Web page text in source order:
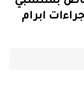
ابرام